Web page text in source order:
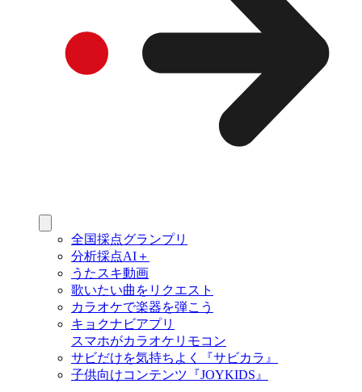
全国採点グランプリ
分析採点AI＋
うたスキ動画
歌いたい曲をリクエスト
カラオケで楽器を弾こう
キョクナビアプリ
スマホがカラオケリモコン
サビだけを気持ちよく『サビカラ』
子供向けコンテンツ『JOYKIDS』